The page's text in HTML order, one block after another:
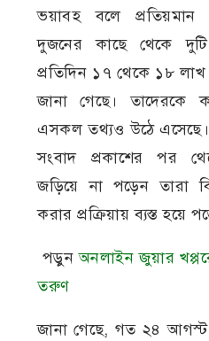
ভয়াবহ বলে
দুজনের কাছে থেকে
প্রতিদিন ১৭ থেকে ১৮
জানা গেছে। তাদেরকে
এসকল তথ্যও উঠে
সংবাদ প্রকাশের পর
জড়িয়ে না পড়েন তারা
করার প্রক্রিয়ায় ব্যস্ত হয়ে
পড়ুনঅনলাইন জুয়ার
তরুণ
জানা গেছে, গত ২৪